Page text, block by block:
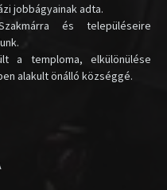
jobbágyainak adta.
és településeire
a temploma, elkülönülése
alakult önálló községgé.